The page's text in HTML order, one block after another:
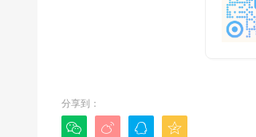
分享到：
   